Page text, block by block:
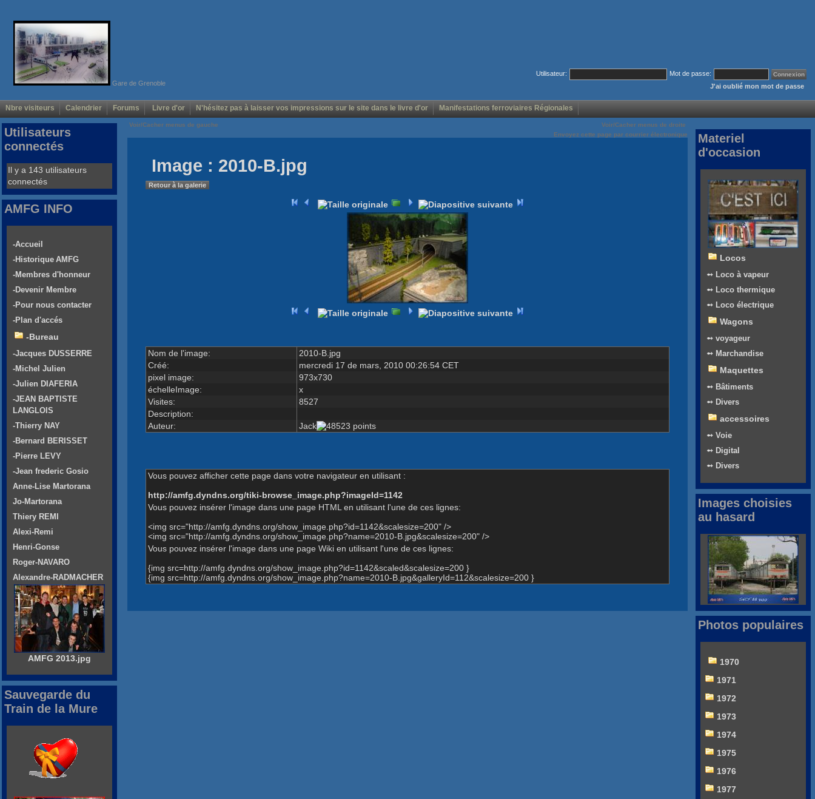
Gare de Grenoble
Utilisateur:
Mot de passe:
J'ai oublié mon mot de passe
Nbre visiteurs Calendrier Forums Livre d'or N'hésitez pas à laisser vos impressions sur le site dans le livre d'or Manifestations ferroviaires Régionales
Voir/Cacher menus de gauche
Voir/Cacher menus de droite
Envoyez cette page par courrier électronique
Image : 2010-B.jpg
Retour à la galerie
Nom de l'image:
2010-B.jpg
Créé:
mercredi 17 de mars, 2010 00:26:54 CET
pixel image:
973x730
échelleImage:
x
Visites:
8527
Description:
Auteur:
Jack
Vous pouvez afficher cette page dans votre navigateur en utilisant :
http://amfg.dyndns.org/tiki-browse_image.php?imageId=1142
Vous pouvez insérer l'image dans une page HTML en utilisant l'une de ces lignes:
<img src="http://amfg.dyndns.org/show_image.php?id=1142&scalesize=200" />
<img src="http://amfg.dyndns.org/show_image.php?name=2010-B.jpg&scalesize=200" />
Vous pouvez insérer l'image dans une page Wiki en utilisant l'une de ces lignes:
{img src=http://amfg.dyndns.org/show_image.php?id=1142&scaled&scalesize=200 }
{img src=http://amfg.dyndns.org/show_image.php?name=2010-B.jpg&galleryId=112&scalesize=200 }
Utilisateurs
connectés
Il y a 143 utilisateurs
connectés
AMFG INFO
-Accueil
-Historique AMFG
-Membres d'honneur
-Devenir Membre
-Pour nous contacter
-Plan d'accés
-Bureau
-Jacques DUSSERRE
-Michel Julien
-Julien DIAFERIA
-JEAN BAPTISTE
LANGLOIS
-Thierry NAY
-Bernard BERISSET
-Pierre LEVY
-Jean frederic Gosio
Anne-Lise Martorana
Jo-Martorana
Thiery REMI
Alexi-Remi
Henri-Gonse
Roger-NAVARO
Alexandre-RADMACHER
AMFG 2013.jpg
Sauvegarde du
Train de la Mure
Materiel
d'occasion
Locos
➻ Loco à vapeur
➻ Loco thermique
➻ Loco électrique
Wagons
➻ voyageur
➻ Marchandise
Maquettes
➻ Bâtiments
➻ Divers
accessoires
➻ Voie
➻ Digital
➻ Divers
Images choisies
au hasard
Photos populaires
1970
1971
1972
1973
1974
1975
1976
1977